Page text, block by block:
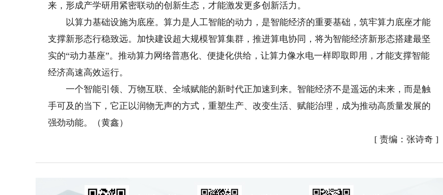
来，形成产学研用紧密联动的创新生态，才能激发更多创新活力。
以算力基础设施为底座。算力是人工智能的动力，是智能经济的重要基础，筑牢算力底座才能
支撑新形态行稳致远。加快建设超大规模智算集群，推进算电协同，将为智能经济新形态搭建最坚
实的“动力基座”。推动算力网络普惠化、便捷化供给，让算力像水电一样即取即用，才能支撑智能
经济高速高效运行。
一个智能引领、万物互联、全域赋能的新时代正加速到来。智能经济不是遥远的未来，而是触
手可及的当下，它正以润物无声的方式，重塑生产、改变生活、赋能治理，成为推动高质量发展的
强劲动能。（黄鑫）
[ 责编：张诗奇 ]